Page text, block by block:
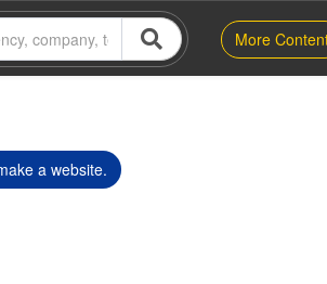
More
a website.